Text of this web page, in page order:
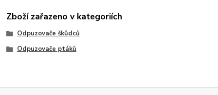
Zboží zařazeno v kategoriích
Odpuzovače škůdců
Odpuzovače ptáků